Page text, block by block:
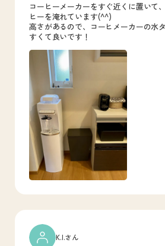
コーヒーメーカーをすぐ近くに置いて
ヒーを淹れています(^^)
高さがあるので、コーヒメーカーの水
すくて良いです！
K.I.さん